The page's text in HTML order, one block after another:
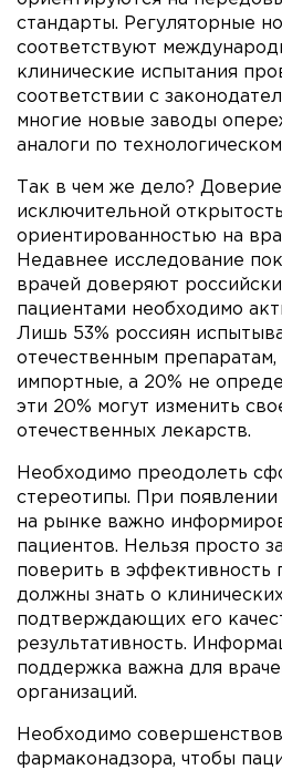
стандарты. Регуляторные
соответствуют
клинические испытания
соответствии с
многие новые заводы
аналоги по
Так в чем же дело?
исключительной
ориентированностью на
Недавнее исследование
врачей доверяют
пациентами необходимо
Лишь 53% россиян
отечественным
импортные, а 20% не
эти 20% могут изменить
отечественных лекарств.
Необходимо преодолеть
стереотипы. При появлении
на рынке важно
пациентов. Нельзя просто
поверить в эффективность
должны знать о
подтверждающих его
результативность.
поддержка важна для
организаций.
Необходимо
фармаконадзора, чтобы